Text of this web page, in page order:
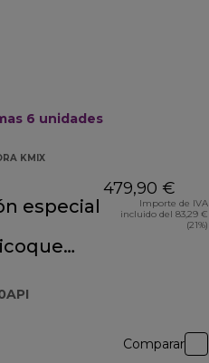
6 unidades
KMIX
especial
479,90 €
Importe de IVA
incluido del 83,29 €
(21%)
Comparar